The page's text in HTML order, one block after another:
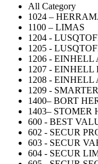
All Category
1024 –
1100 – LIMAS
1204 -
1205 -
1206 - EINHELL
1207 - EINHELL
1208 - EINHELL
1209 - SMARTER
1400– BORT
1403– STOMER
600 - BEST
602 - SECUR
603 - SECUR
604 - SECUR